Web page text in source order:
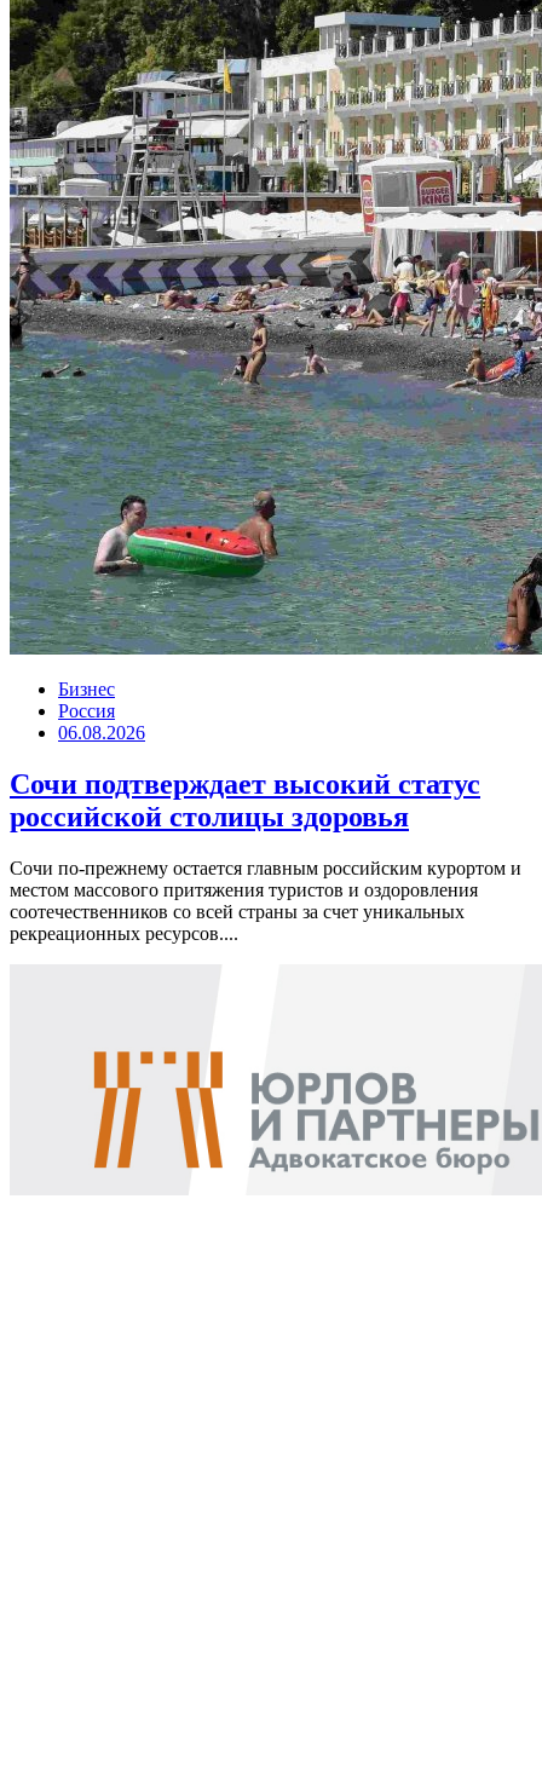
Бизнес
Россия
06.08.2026
Сочи подтверждает высокий статус
российской столицы здоровья
Сочи по-прежнему остается главным российским курортом и
местом массового притяжения туристов и оздоровления
соотечественников со всей страны за счет уникальных
рекреационных ресурсов....